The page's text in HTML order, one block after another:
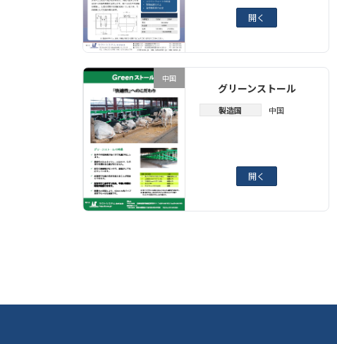
開く
中国
グリーンストール
製造国 中国
開く